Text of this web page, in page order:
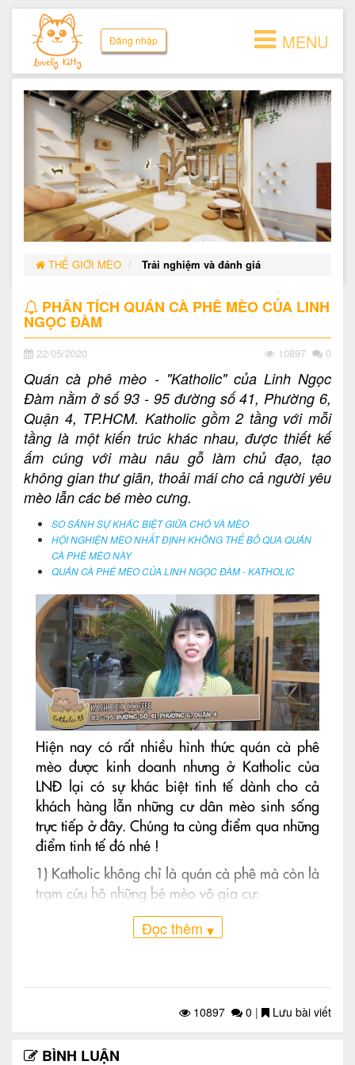
Đăng nhập
THẾ GIỚI MÈO Trải nghiệm và đánh giá
PHÂN TÍCH QUÁN CÀ PHÊ MÈO CỦA LINH
NGỌC ĐÀM
22/05/2020 10897 0
Quán cà phê mèo - "Katholic" của Linh Ngọc
Đàm nằm ở số 93 - 95 đường số 41, Phường 6,
Quận 4, TP.HCM. Katholic gồm 2 tầng với mỗi
tầng là một kiến trúc khác nhau, được thiết kế
ấm cúng với màu nâu gỗ làm chủ đạo, tạo
không gian thư giãn, thoải mái cho cả người yêu
mèo lẫn các bé mèo cưng.
SO SÁNH SỰ KHÁC BIỆT GIỮA CHÓ VÀ MÈO
HỘI NGHIỆN MÈO NHẤT ĐỊNH KHÔNG THỂ BỎ QUA QUÁN
CÀ PHÊ MÈO NÀY
QUÁN CÀ PHÊ MÈO CỦA LINH NGỌC ĐÀM - KATHOLIC
Hiện nay có rất nhiều hình thức quán cà phê
mèo được kinh doanh nhưng ở Katholic của
LNĐ lại có sự khác biệt tinh tế dành cho cả
khách hàng lẫn những cư dân mèo sinh sống
trực tiếp ở đây. Chúng ta cùng điểm qua những
điểm tinh tế đó nhé !
1) Katholic không chỉ là quán cà phê mà còn là
trạm cứu hộ những bé mèo vô gia cư:
Đọc thêm ▾
10897 0 | Lưu bài viết
BÌNH LUẬN
MENU